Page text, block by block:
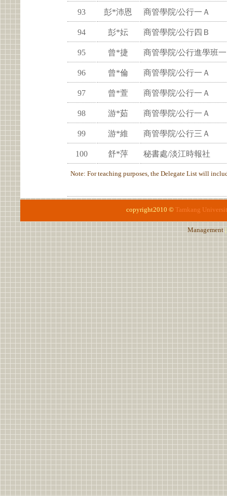
93 彭*沛恩 商管學院/公行一Ａ
94 彭*妘 商管學院/公行四Ｂ
95 曾*捷 商管學院/公行進學班一
96 曾*倫 商管學院/公行一Ａ
97 曾*萱 商管學院/公行一Ａ
98 游*茹 商管學院/公行一Ａ
99 游*維 商管學院/公行三Ａ
100 舒*萍 秘書處/淡江時報社
Note: For teaching purposes, the Delegate List will
copyright2010 © Tamkang
Management